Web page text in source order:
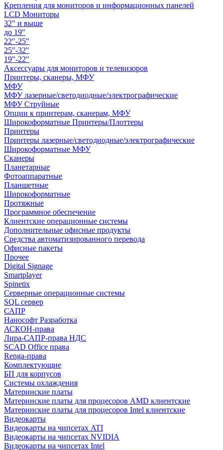
Крепления для мониторов и информационных панелей
LCD Мониторы
32" и выше
до 19"
22"-25"
25"-32"
19"-22"
Аксессуары для мониторов и телевизоров
Принтеры, сканеры, МФУ
МФУ
МФУ лазерные/светодиодные/электрографические
МФУ Струйные
Опции к принтерам, сканерам, МФУ
Широкоформатные Принтеры/Плоттеры
Принтеры
Принтеры лазерные/светодиодные/электрографические
Широкоформатные МФУ
Сканеры
Планетарные
Фотоаппаратные
Планшетные
Широкоформатные
Протяжные
Программное обеспечение
Клиентские операционные системы
Дополнительные офисные продукты
Средства автоматизированного перевода
Офисные пакеты
Прочее
Digital Signage
Smartplayer
Spinetix
Серверные операционные системы
SQL сервер
САПР
Нанософт Разработка
АСКОН-права
Лира-САПР-права НДС
SCAD Office права
Renga-права
Комплектующие
БП для корпусов
Системы охлаждения
Материнские платы
Материнские платы для процесоров AMD клиентские
Материнские платы для процесоров Intel клиентские
Видеокарты
Видеокарты на чипсетах ATI
Видеокарты на чипсетах NVIDIA
Видеокарты на чипсетах Intel